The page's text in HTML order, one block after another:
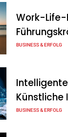
Intersolar-
Warum
zum
der
Tanja Schiller
Work-
oder echte
BUSINESS & ERFOLG
Künstliche
BUSINESS & ERFOLG